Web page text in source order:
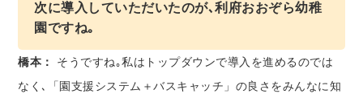
次に導入していただいたのが､利府おおぞら幼稚
園ですね｡
橋本： そうですね｡私はトップダウンで導入を進めるのでは
なく､「園支援システム＋バスキャッチ」の良さをみんなに知